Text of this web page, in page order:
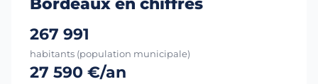
Bordeaux en chiffres
267 991
habitants (population municipale)
27 590 €/an